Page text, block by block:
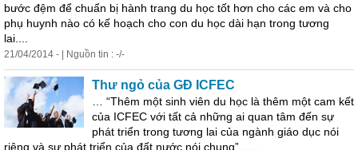
bước đệm để chuẩn bị hành trang du học tốt hơn cho các em và cho
phụ huynh nào có kế hoạch cho con du học dài hạn trong tương
lai....
21/04/2014 - | Nguồn tin : -/-
Thư ngỏ của GĐ ICFEC
… “Thêm một sinh viên du học là thêm một cam kết
của ICFEC với tất cả những ai quan tâm đến sự
phát triển trong tương lai của ngành giáo dục nói
riêng và sự phát triển của đất nước nói chung”…...